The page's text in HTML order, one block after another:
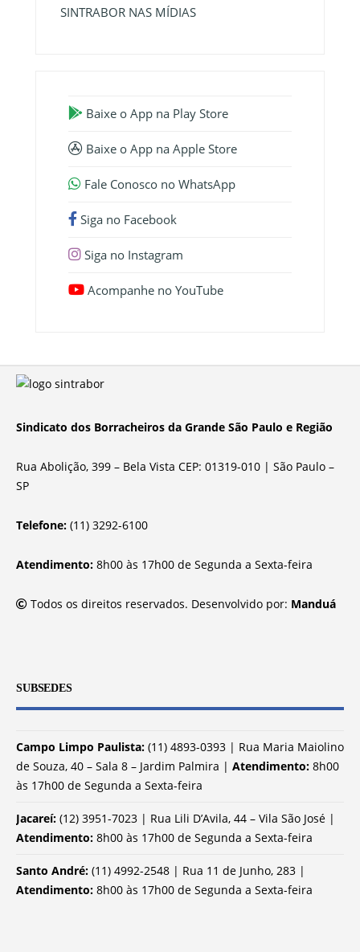
SINTRABOR NAS MÍDIAS
Baixe o App na Play Store
Baixe o App na Apple Store
Fale Conosco no WhatsApp
Siga no Facebook
Siga no Instagram
Acompanhe no YouTube
Sindicato dos Borracheiros da Grande São Paulo e Região
Rua Abolição, 399 – Bela Vista CEP: 01319-010 | São Paulo –
SP
Telefone: (11) 3292-6100
Atendimento: 8h00 às 17h00 de Segunda a Sexta-feira
Todos os direitos reservados. Desenvolvido por: Manduá
SUBSEDES
Campo Limpo Paulista: (11) 4893-0393 | Rua Maria Maiolino
de Souza, 40 – Sala 8 – Jardim Palmira | Atendimento: 8h00
às 17h00 de Segunda a Sexta-feira
Jacareí: (12) 3951-7023 | Rua Lili D’Avila, 44 – Vila São José |
Atendimento: 8h00 às 17h00 de Segunda a Sexta-feira
Santo André: (11) 4992-2548 | Rua 11 de Junho, 283 |
Atendimento: 8h00 às 17h00 de Segunda a Sexta-feira